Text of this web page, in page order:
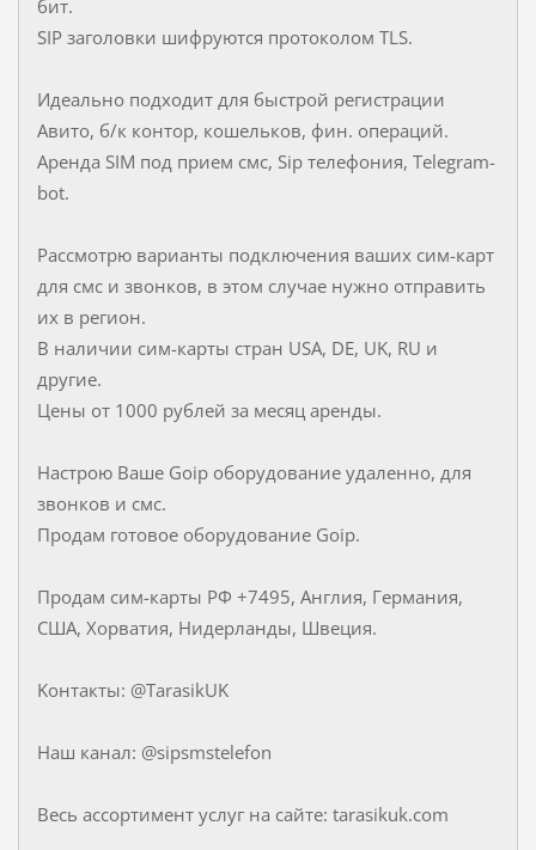
бит.
SIP заголовки шифруются протоколом TLS.
Идеально подходит для быстрой регистрации
Авито, б/к контор, кошельков, фин. операций.
Аренда SIM под прием смс, Sip телефония, Telegram-
bot.
Рассмотрю варианты подключения ваших сим-карт
для смс и звонков, в этом случае нужно отправить
их в регион.
В наличии сим-карты стран USA, DE, UK, RU и
другие.
Цены от 1000 рублей за месяц аренды.
Настрою Ваше Goip оборудование удаленно, для
звонков и смс.
Продам готовое оборудование Goip.
Продам сим-карты РФ +7495, Англия, Германия,
США, Хорватия, Нидерланды, Швеция.
Koнтaкты: @TarasikUK
Наш канал: @sipsmstelefon
Весь ассортимент услуг на сайте: tarasikuk.com